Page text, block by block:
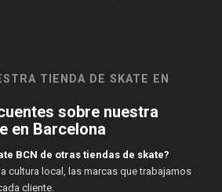
TIENDA DE SKATE EN
sobre nuestra
en Barcelona
BCN de otras tiendas de skate?
cultura local, las marcas que trabajamos
cliente.